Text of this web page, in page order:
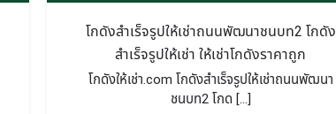
โกดังสำเร็จรูปให้เช่าถนนพัฒนาชนบท2 โกดัง
สำเร็จรูปให้เช่า ให้เช่าโกดังราคาถูก
โกดังให้เช่า.com โกดังสำเร็จรูปให้เช่าถนนพัฒนา
ชนบท2 โกด […]